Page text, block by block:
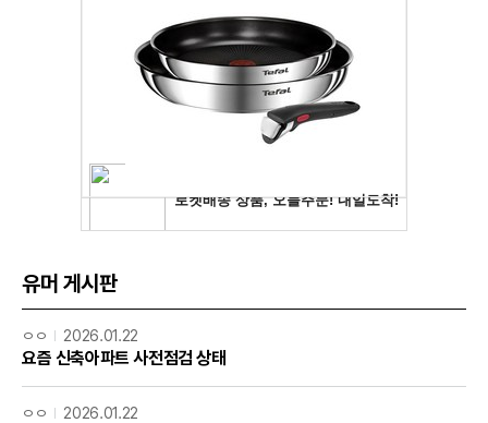
유머 게시판
ㅇㅇ 2026.01.22
요즘 신축아파트 사전점검 상태
ㅇㅇ 2026.01.22